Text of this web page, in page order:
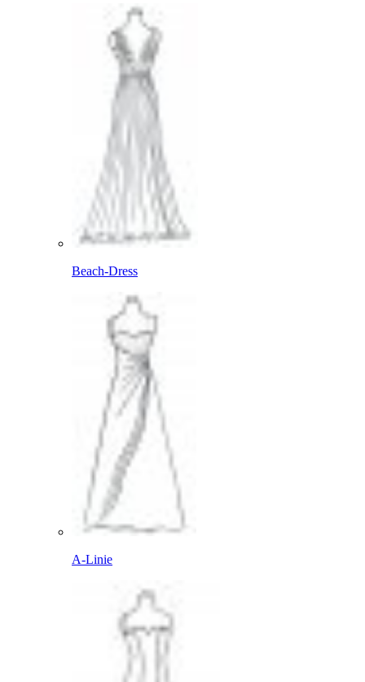
Beach-Dress
A-Linie